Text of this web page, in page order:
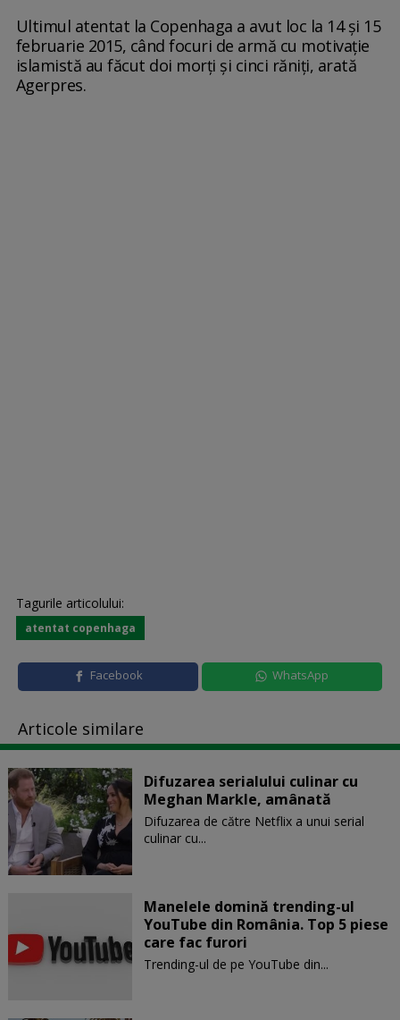
Ultimul atentat la Copenhaga a avut loc la 14 şi 15
februarie 2015, când focuri de armă cu motivaţie
islamistă au făcut doi morţi şi cinci răniţi, arată
Agerpres.
Tagurile articolului:
atentat copenhaga
Facebook WhatsApp
Articole similare
Difuzarea serialului culinar cu
Meghan Markle, amânată
Difuzarea de către Netflix a unui serial
culinar cu...
Manelele domină trending-ul
YouTube din România. Top 5 piese
care fac furori
Trending-ul de pe YouTube din...